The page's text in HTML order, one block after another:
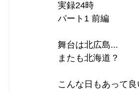
実録24時
パート1 前編
舞台は北広島...
またも北海道？
こんな日もあって